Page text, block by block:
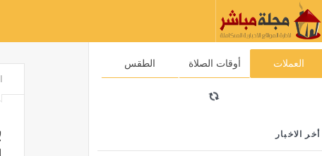
العملات أوقات الصلاة الطقس
أخر الاخبار